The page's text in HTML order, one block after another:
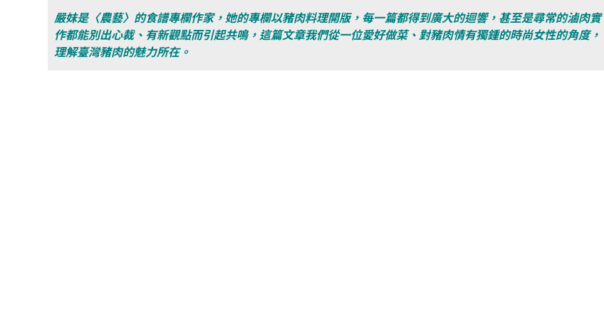
嚴妹是〈農藝〉的食譜專欄作家，她的專欄以豬肉料理開版，每一篇都得到廣大的迴響，甚至是尋常的滷肉實
作都能別出心裁、有新觀點而引起共鳴，這篇文章我們從一位愛好做菜、對豬肉情有獨鍾的時尚女性的角度，
理解臺灣豬肉的魅力所在。